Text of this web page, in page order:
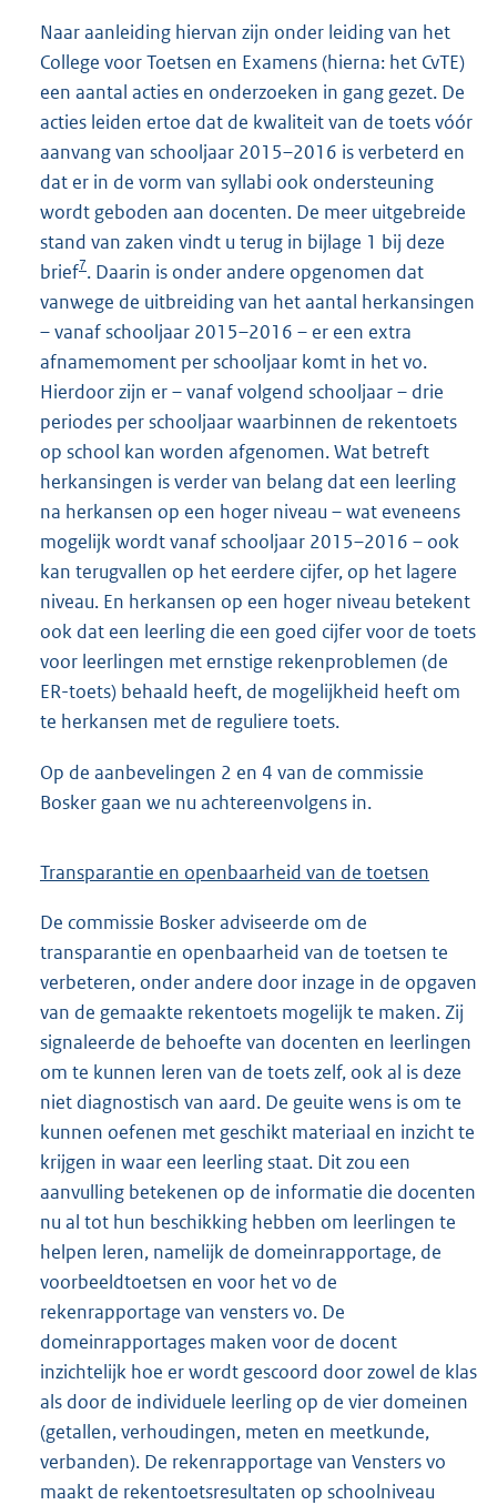
Naar aanleiding hiervan zijn onder leiding van het
College voor Toetsen en Examens (hierna: het CvTE)
een aantal acties en onderzoeken in gang gezet. De
acties leiden ertoe dat de kwaliteit van de toets vóór
aanvang van schooljaar 2015–2016 is verbeterd en
dat er in de vorm van syllabi ook ondersteuning
wordt geboden aan docenten. De meer uitgebreide
stand van zaken vindt u terug in bijlage 1 bij deze
brief7. Daarin is onder andere opgenomen dat
vanwege de uitbreiding van het aantal herkansingen
– vanaf schooljaar 2015–2016 – er een extra
afnamemoment per schooljaar komt in het vo.
Hierdoor zijn er – vanaf volgend schooljaar – drie
periodes per schooljaar waarbinnen de rekentoets
op school kan worden afgenomen. Wat betreft
herkansingen is verder van belang dat een leerling
na herkansen op een hoger niveau – wat eveneens
mogelijk wordt vanaf schooljaar 2015–2016 – ook
kan terugvallen op het eerdere cijfer, op het lagere
niveau. En herkansen op een hoger niveau betekent
ook dat een leerling die een goed cijfer voor de toets
voor leerlingen met ernstige rekenproblemen (de
ER-toets) behaald heeft, de mogelijkheid heeft om
te herkansen met de reguliere toets.
Op de aanbevelingen 2 en 4 van de commissie
Bosker gaan we nu achtereenvolgens in.
Transparantie en openbaarheid van de toetsen
De commissie Bosker adviseerde om de
transparantie en openbaarheid van de toetsen te
verbeteren, onder andere door inzage in de opgaven
van de gemaakte rekentoets mogelijk te maken. Zij
signaleerde de behoefte van docenten en leerlingen
om te kunnen leren van de toets zelf, ook al is deze
niet diagnostisch van aard. De geuite wens is om te
kunnen oefenen met geschikt materiaal en inzicht te
krijgen in waar een leerling staat. Dit zou een
aanvulling betekenen op de informatie die docenten
nu al tot hun beschikking hebben om leerlingen te
helpen leren, namelijk de domeinrapportage, de
voorbeeldtoetsen en voor het vo de
rekenrapportage van vensters vo. De
domeinrapportages maken voor de docent
inzichtelijk hoe er wordt gescoord door zowel de klas
als door de individuele leerling op de vier domeinen
(getallen, verhoudingen, meten en meetkunde,
verbanden). De rekenrapportage van Vensters vo
maakt de rekentoetsresultaten op schoolniveau